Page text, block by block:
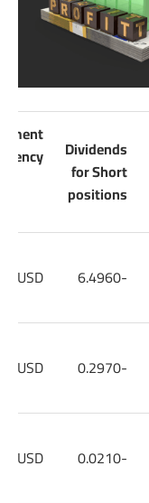
Dividends
for Short
positions
-6.4960
USD
-0.2970
USD
-0.0210
USD